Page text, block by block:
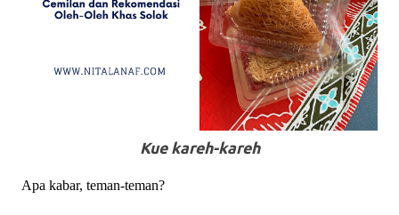
Kue kareh-kareh
Apa kabar, teman-teman?